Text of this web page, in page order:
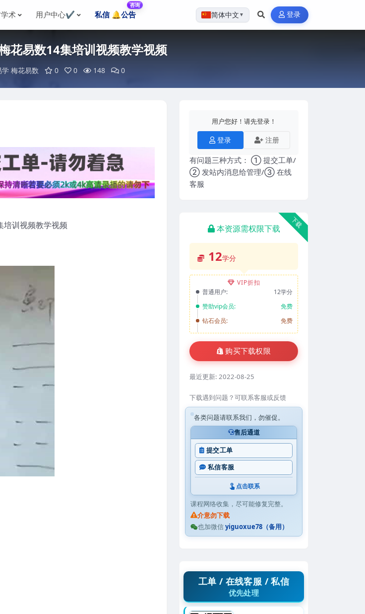
术 用户中心✔️ 私信 🔔公告
咨询
简体中文 ▼ 登录
花易数14集培训视频教学视频
学 梅花易数 0 0 148 0
训视频教学视频
用户您好！请先登录！
登录 注册
有问题三种方式： ① 提交工单/
② 发站内消息给管理/③ 在线
客服
下载
本资源需权限下载
12学分
VIP折扣
普通用户:
12学分
赞助vip会员:
免费
钻石会员:
免费
购买下载权限
最近更新: 2022-08-25
下载遇到问题？可联系客服或反馈
各类问题请联系我们，勿催促。
售后通道
提交工单
私信客服
点击联系
课程网络收集，尽可能修复完整。
介意勿下载
也加微信yiguoxue78（备用）
工单 / 在线客服 / 私信
优先处理